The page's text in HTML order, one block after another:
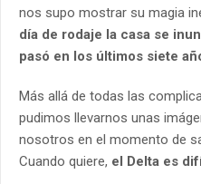
nos supo mostrar su magia
día de rodaje la casa se
pasó en los últimos siete
Más allá de todas las
pudimos llevarnos unas
nosotros en el momento de
Cuando quiere, el Delta es